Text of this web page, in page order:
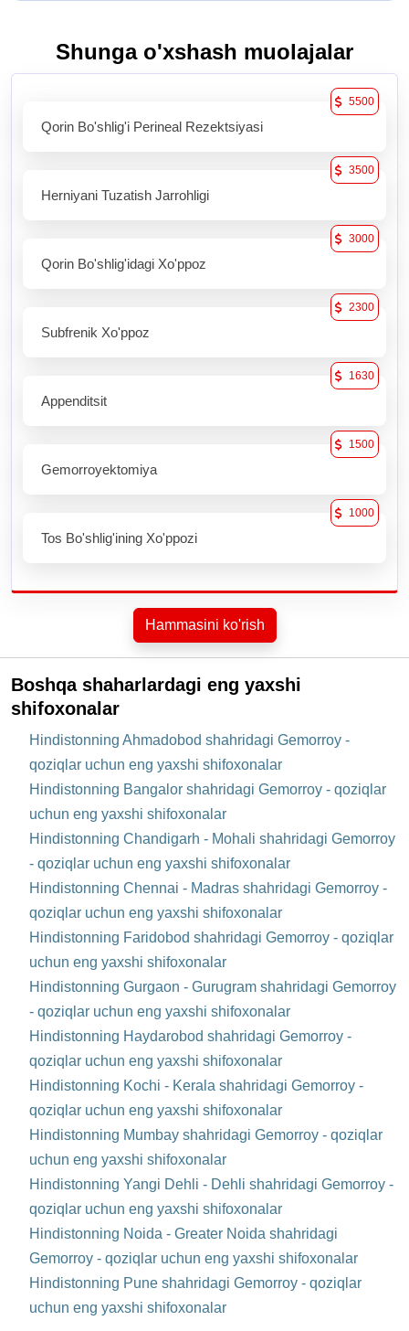
Shunga o'xshash muolajalar
Qorin Bo'shlig'i Perineal Rezektsiyasi
5500
Herniyani Tuzatish Jarrohligi
3500
Qorin Bo'shlig'idagi Xo'ppoz
3000
Subfrenik Xo'ppoz
2300
Appenditsit
1630
Gemorroyektomiya
1500
Tos Bo'shlig'ining Xo'ppozi
1000
Hammasini ko'rish
Boshqa shaharlardagi eng yaxshi
shifoxonalar
Hindistonning Ahmadobod shahridagi Gemorroy -
qoziqlar uchun eng yaxshi shifoxonalar
Hindistonning Bangalor shahridagi Gemorroy - qoziqlar
uchun eng yaxshi shifoxonalar
Hindistonning Chandigarh - Mohali shahridagi Gemorroy
- qoziqlar uchun eng yaxshi shifoxonalar
Hindistonning Chennai - Madras shahridagi Gemorroy -
qoziqlar uchun eng yaxshi shifoxonalar
Hindistonning Faridobod shahridagi Gemorroy - qoziqlar
uchun eng yaxshi shifoxonalar
Hindistonning Gurgaon - Gurugram shahridagi Gemorroy
- qoziqlar uchun eng yaxshi shifoxonalar
Hindistonning Haydarobod shahridagi Gemorroy -
qoziqlar uchun eng yaxshi shifoxonalar
Hindistonning Kochi - Kerala shahridagi Gemorroy -
qoziqlar uchun eng yaxshi shifoxonalar
Hindistonning Mumbay shahridagi Gemorroy - qoziqlar
uchun eng yaxshi shifoxonalar
Hindistonning Yangi Dehli - Dehli shahridagi Gemorroy -
qoziqlar uchun eng yaxshi shifoxonalar
Hindistonning Noida - Greater Noida shahridagi
Gemorroy - qoziqlar uchun eng yaxshi shifoxonalar
Hindistonning Pune shahridagi Gemorroy - qoziqlar
uchun eng yaxshi shifoxonalar